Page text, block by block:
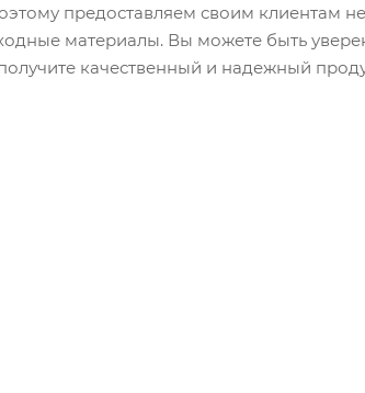
предоставляем своим клиентам
материалы. Вы можете быть
качественный и надежный